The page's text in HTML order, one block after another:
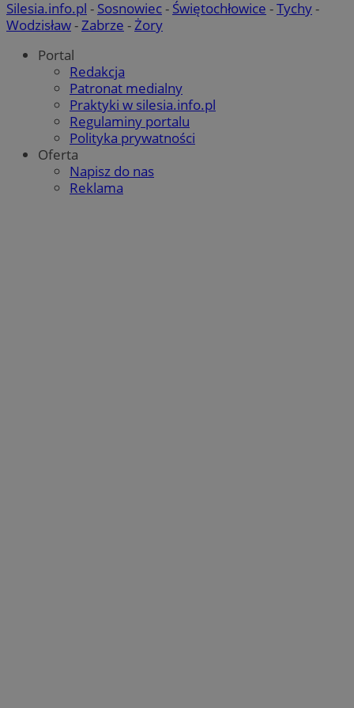
Silesia.info.pl - Sosnowiec- Świętochłowice -Tychy-
Wodzisław-Zabrze -Żory
Portal
Redakcja
Patronat medialny
Praktyki w silesia.info.pl
Regulaminy portalu
Polityka prywatności
Oferta
Napisz do nas
Reklama